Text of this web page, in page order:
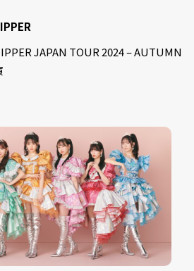
JAPAN TOUR 2024 – AUTUMN